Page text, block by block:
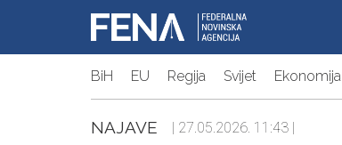
BiH EU Regija Svijet Ekonomija
NAJAVE | 27.05.2026. 11:43 |